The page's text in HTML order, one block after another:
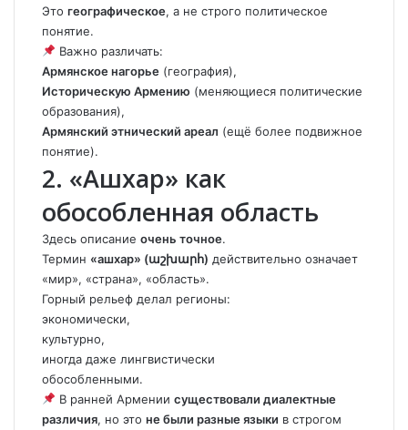
Это географическое, а не строго политическое
понятие.
Важно различать:
Армянское нагорье (география),
Историческую Армению (меняющиеся политические
образования),
Армянский этнический ареал (ещё более подвижное
понятие).
2. «Ашхар» как
обособленная область
Здесь описание очень точное.
Термин «ашхар» (աշխարհ) действительно означает
«мир», «страна», «область».
Горный рельеф делал регионы:
экономически,
культурно,
иногда даже лингвистически
обособленными.
В ранней Армении существовали диалектные
различия, но это не были разные языки в строгом